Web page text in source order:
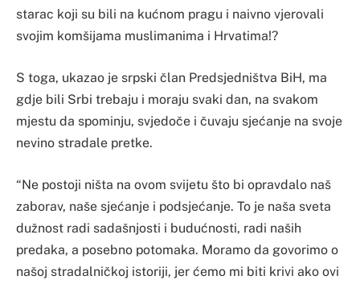
starac koji su bili na kućnom pragu i naivno vjerovali
svojim komšijama muslimanima i Hrvatima!?
S toga, ukazao je srpski član Predsjedništva BiH, ma
gdje bili Srbi trebaju i moraju svaki dan, na svakom
mjestu da spominju, svjedoče i čuvaju sjećanje na svoje
nevino stradale pretke.
“Ne postoji ništa na ovom svijetu što bi opravdalo naš
zaborav, naše sjećanje i podsjećanje. To je naša sveta
dužnost radi sadašnjosti i budućnosti, radi naših
predaka, a posebno potomaka. Moramo da govorimo o
našoj stradalničkoj istoriji, jer ćemo mi biti krivi ako ovi